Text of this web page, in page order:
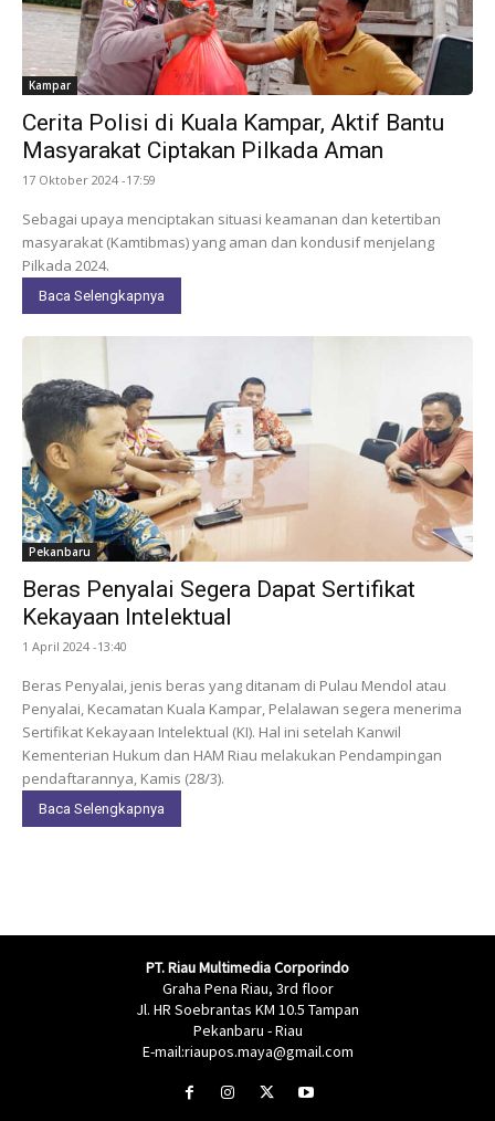
Kampar
Cerita Polisi di Kuala Kampar, Aktif Bantu
Masyarakat Ciptakan Pilkada Aman
17 Oktober 2024 -17:59
Sebagai upaya menciptakan situasi keamanan dan ketertiban
masyarakat (Kamtibmas) yang aman dan kondusif menjelang
Pilkada 2024.
Baca Selengkapnya
Pekanbaru
Beras Penyalai Segera Dapat Sertifikat
Kekayaan Intelektual
1 April 2024 -13:40
Beras Penyalai, jenis beras yang ditanam di Pulau Mendol atau
Penyalai, Kecamatan Kuala Kampar, Pelalawan segera menerima
Sertifikat Kekayaan Intelektual (KI). Hal ini setelah Kanwil
Kementerian Hukum dan HAM Riau melakukan Pendampingan
pendaftarannya, Kamis (28/3).
Baca Selengkapnya
PT. Riau Multimedia Corporindo
Graha Pena Riau, 3rd floor
Jl. HR Soebrantas KM 10.5 Tampan
Pekanbaru - Riau
E-mail:riaupos.maya@gmail.com